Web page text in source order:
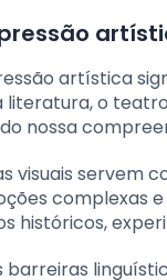
artística
literatura, o
nossa
visuais servem
complexas
históricos,
barreiras